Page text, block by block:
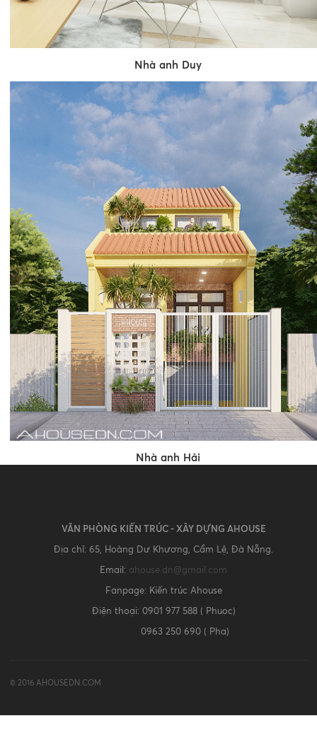
Nhà anh Duy
Nhà anh Hải
VĂN PHÒNG KIẾN TRÚC - XÂY DỰNG AHOUSE
Địa chỉ: 65, Hoàng Dư Khương, Cẩm Lệ, Đà Nẵng.
Email: ahouse.dn@gmail.com
Fanpage: Kiến trúc Ahouse
Điện thoại: 0901 977 588 ( Phuoc)
0963 250 690 ( Pha)
© 2016 AHOUSEDN.COM